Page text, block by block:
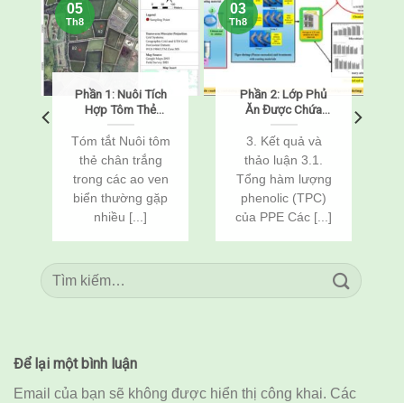
Phần 1: Nuôi Tích
Hợp Tôm Thẻ
Chân Trắng
(Penaeus
vannamei) Và Cá
Rô Phi
(Oreochromis
niloticus) Thông
Qua Cải Tạo Đất
Tóm tắt Nuôi tôm
thẻ chân trắng
trong các ao ven
biển thường gặp
nhiều [...]
05
Th8
Phần 2: Lớp Phủ
Ăn Được Chứa
Chitosan, Nisin Và
Chiết Xuất Vỏ
Khoai Tây Giúp
Kéo Dài Thời Hạn
Sử Dụng Của Tôm
Sú (Penaeus
monodon) Bảo
3. Kết quả và
thảo luận 3.1.
Tổng hàm lượng
phenolic (TPC)
của PPE Các [...]
03
Th8
Để lại một bình luận
Email của bạn sẽ không được hiển thị công khai. Các